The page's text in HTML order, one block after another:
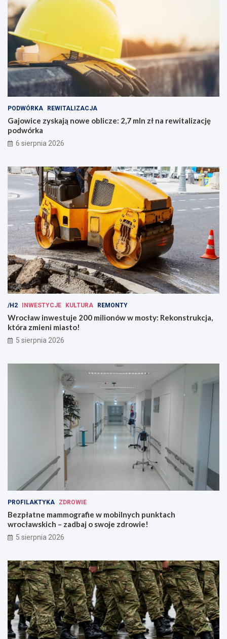
PODWÓRKA REWITALIZACJA
Gajowice zyskają nowe oblicze: 2,7 mln zł na rewitalizację
podwórka
6 sierpnia 2026
/H2 INWESTYCJE KULTURA REMONTY
Wrocław inwestuje 200 milionów w mosty: Rekonstrukcja,
która zmieni miasto!
5 sierpnia 2026
PROFILAKTYKA ZDROWIE
Bezpłatne mammografie w mobilnych punktach
wrocławskich – zadbaj o swoje zdrowie!
5 sierpnia 2026